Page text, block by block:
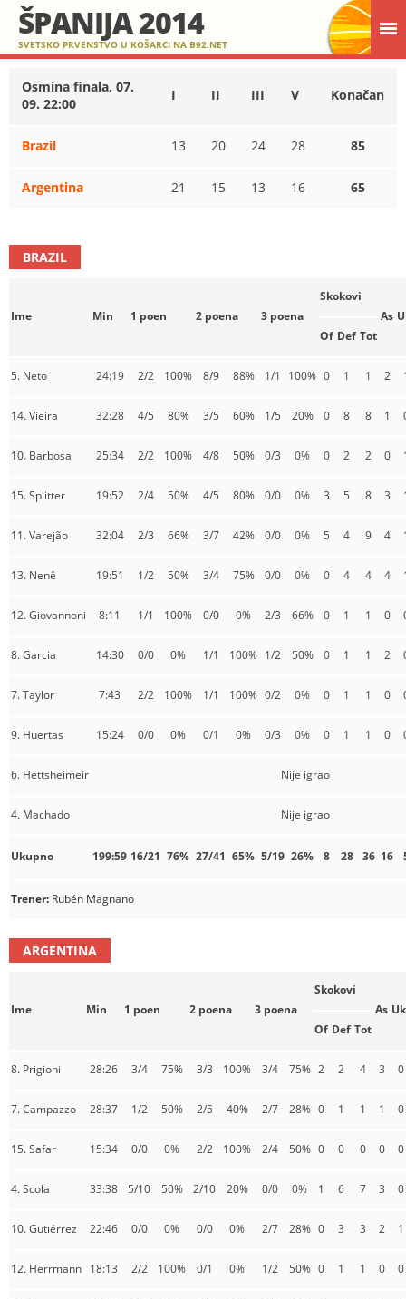
ŠPANIJA 2014
SVETSKO PRVENSTVO U KOŠARCI NA B92.NET
Osmina finala, 07.
09. 22:00
I II III V Konačan
Brazil 13 20 24 28 85
Argentina 21 15 13 16 65
BRAZIL
Ime Min 1 poen 2 poena 3 poena
Skokovi
As
Of Def Tot
5. Neto 24:19 2/2 100% 8/9 88% 1/1 100% 0 1 1 2
14. Vieira 32:28 4/5 80% 3/5 60% 1/5 20% 0 8 8 1
10. Barbosa 25:34 2/2 100% 4/8 50% 0/3 0% 0 2 2 0
15. Splitter 19:52 2/4 50% 4/5 80% 0/0 0% 3 5 8 3
11. Varejão 32:04 2/3 66% 3/7 42% 0/0 0% 5 4 9 4
13. Nenê 19:51 1/2 50% 3/4 75% 0/0 0% 0 4 4 4
12. Giovannoni 8:11 1/1 100% 0/0 0% 2/3 66% 0 1 1 0
8. Garcia 14:30 0/0 0% 1/1 100% 1/2 50% 0 1 1 2
7. Taylor 7:43 2/2 100% 1/1 100% 0/2 0% 0 1 1 0
9. Huertas 15:24 0/0 0% 0/1 0% 0/3 0% 0 1 1 0
6. Hettsheimeir Nije igrao
4. Machado Nije igrao
Ukupno 199:59 16/21 76% 27/41 65% 5/19 26% 8 28 36 16
Trener: Rubén Magnano
ARGENTINA
Ime Min 1 poen 2 poena 3 poena
Skokovi
As
Of Def Tot
8. Prigioni 28:26 3/4 75% 3/3 100% 3/4 75% 2 2 4 3 0
7. Campazzo 28:37 1/2 50% 2/5 40% 2/7 28% 0 1 1 1 0
15. Safar 15:34 0/0 0% 2/2 100% 2/4 50% 0 0 0 0 0
4. Scola 33:38 5/10 50% 2/10 20% 0/0 0% 1 6 7 3 0
10. Gutiérrez 22:46 0/0 0% 0/0 0% 2/7 28% 0 3 3 2 1
12. Herrmann 18:13 2/2 100% 0/1 0% 1/2 50% 0 1 1 0 0